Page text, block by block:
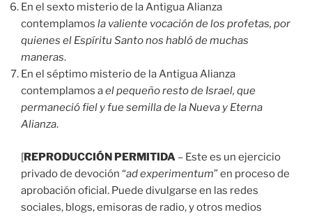
En el sexto misterio de la Antigua Alianza
contemplamos la valiente vocación de los profetas, por
quienes el Espíritu Santo nos habló de muchas
maneras.
En el séptimo misterio de la Antigua Alianza
contemplamos ael pequeño resto de Israel, que
permaneció fiel y fue semilla de la Nueva y Eterna
Alianza.
[REPRODUCCIÓN PERMITIDA – Este es un ejercicio
privado de devoción “ad experimentum” en proceso de
aprobación oficial. Puede divulgarse en las redes
sociales, blogs, emisoras de radio, y otros medios